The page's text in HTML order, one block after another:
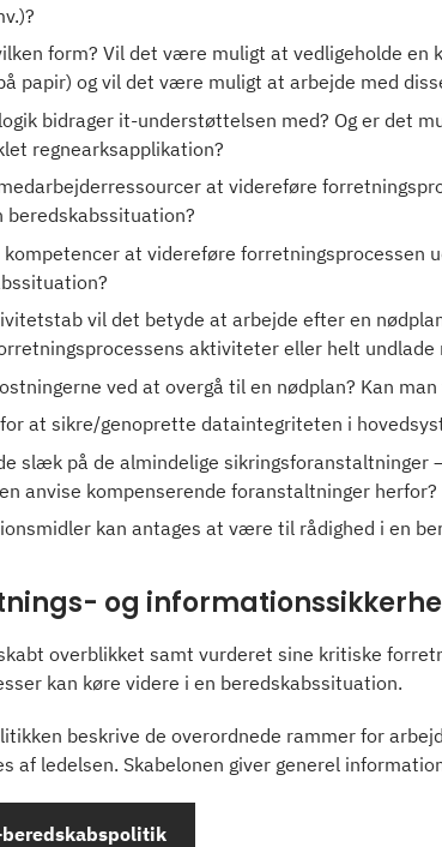
form? Vil det være muligt at vedligeholde
papir) og vil det være muligt at arbejde med
bidrager it-understøttelsen med? Og er det
regnearksapplikation?
at videreføre
beredskabssituation?
at videreføre forretningsprocessen
vil det betyde at arbejde efter en
aktiviteter eller helt undlade
ved at overgå til en nødplan? Kan
at sikre/genoprette dataintegriteten i
slæk på de almindelige sikringsforanstaltninger
anvise kompenserende foranstaltninger herfor?
kan antages at være til rådighed i en
og
overblikket samt vurderet sine kritiske
kan køre videre i en beredskabssituation.
beskrive de overordnede rammer for
af ledelsen. Skabelonen giver generel